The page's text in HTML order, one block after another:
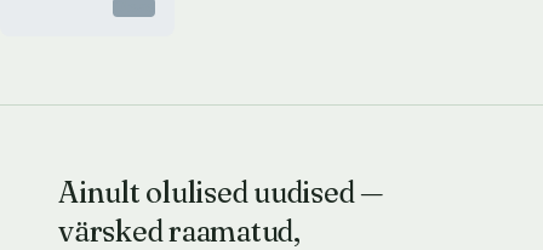
Ainult olulised uudised —
värsked raamatud,